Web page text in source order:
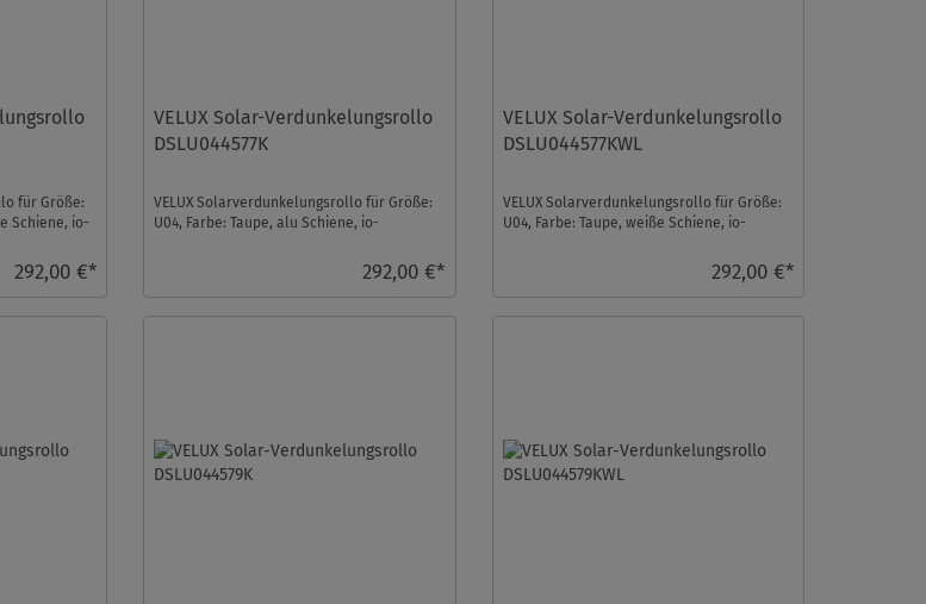
für Größe:
Schiene, io-
292,00 €*
VELUX Solar-Verdunkelungsrollo
DSLU044577K
VELUX Solarverdunkelungsrollo für Größe:
U04, Farbe: Taupe, alu Schiene, io-
292,00 €*
VELUX Solar-Verdunkelungsrollo
DSLU044577KWL
VELUX Solarverdunkelungsrollo für Größe:
U04, Farbe: Taupe, weiße Schiene, io-
292,00 €*